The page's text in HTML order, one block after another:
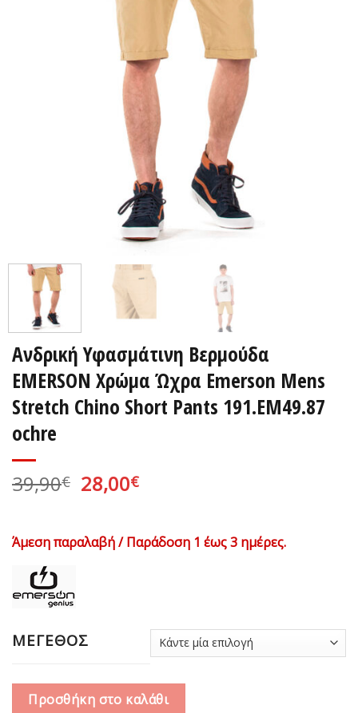
Ανδρική Υφασμάτινη Βερμούδα
EMERSON Χρώμα Ώχρα Emerson Mens
Stretch Chino Short Pants 191.EM49.87
ochre
39,90€ Original
price
39,90€.
28,00€Η
είναι:
Άμεση παραλαβή / Παράδοση 1 έως 3 ημέρες.
ΜΕΓΕΘΟΣ
Προσθήκη στο καλάθι